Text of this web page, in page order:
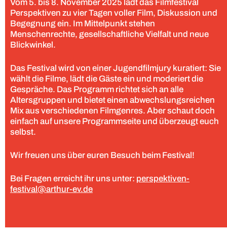
Vom 5. bis 8. November 2025 lädt das Filmfestival
Perspektiven zu vier Tagen voller Film, Diskussion und
Begegnung ein. Im Mittelpunkt stehen
Menschenrechte, gesellschaftliche Vielfalt und neue
Blickwinkel.
Das Festival wird von einer Jugendfilmjury kuratiert: Sie
wählt die Filme, lädt die Gäste ein und moderiert die
Gespräche. Das Programm richtet sich an alle
Altersgruppen und bietet einen abwechslungsreichen
Mix aus verschiedenen Filmgenres. Aber schaut doch
einfach auf unsere Programmseite und überzeugt euch
selbst.
Wir freuen uns über euren Besuch beim Festival!
Bei Fragen erreicht ihr uns unter: perspektiven-
festival@arthur-ev.de